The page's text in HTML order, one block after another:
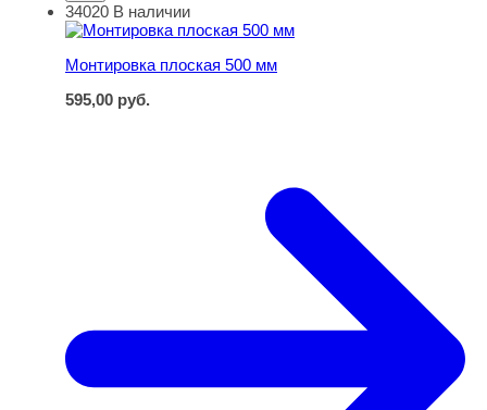
Монтировка плоская 500 мм
34020 В наличии
Монтировка плоская 500 мм
595,00 руб.